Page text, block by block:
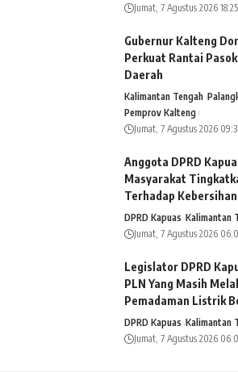
Jumat, 7 Agustus 2026 18:25
Gubernur Kalteng
Perkuat Rantai
Daerah
Kalimantan Tengah
Pemprov Kalteng
Jumat, 7 Agustus 2026
Anggota DPRD
Masyarakat
Terhadap
DPRD Kapuas Kalimantan
Jumat, 7 Agustus 2026
Legislator DPRD
PLN Yang Masih
Pemadaman Listrik
DPRD Kapuas Kalimantan
Jumat, 7 Agustus 2026